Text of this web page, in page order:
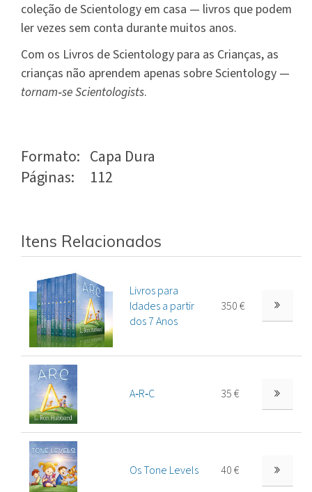
coleção de Scientology em casa — livros que podem
ler vezes sem conta durante muitos anos.
Com os Livros de Scientology para as Crianças, as
crianças não aprendem apenas sobre Scientology —
tornam‑se Scientologists.
Formato: Capa Dura
Páginas:
112
Itens Relacionados
Livros para
Idades a partir
dos 7 Anos
350 €
A‑R‑C 35 €
Os Tone Levels 40 €